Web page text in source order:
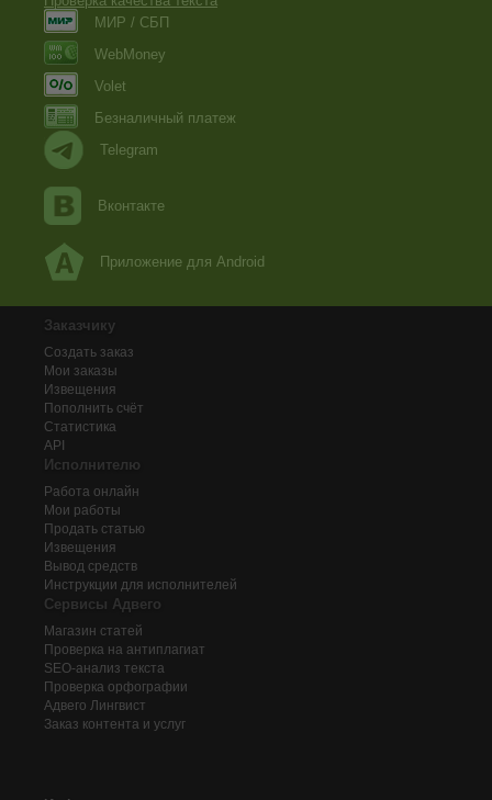
МИР / СБП
WebMoney
Volet
Безналичный платеж
Telegram
Вконтакте
Приложение для Android
Заказчику
Создать заказ
Мои заказы
Извещения
Пополнить счёт
Статистика
API
Исполнителю
Работа онлайн
Мои работы
Продать статью
Извещения
Вывод средств
Инструкции для исполнителей
Сервисы Адвего
Магазин статей
Проверка на антиплагиат
SEO-анализ текста
Проверка орфографии
Адвего Лингвист
Заказ контента и услуг